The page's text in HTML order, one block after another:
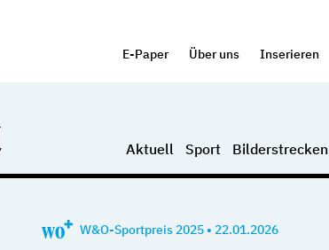
E-Paper Über uns Inserieren
Aktuell Sport Bilderstrecken
W&O-Sportpreis 2025 • 22.01.2026